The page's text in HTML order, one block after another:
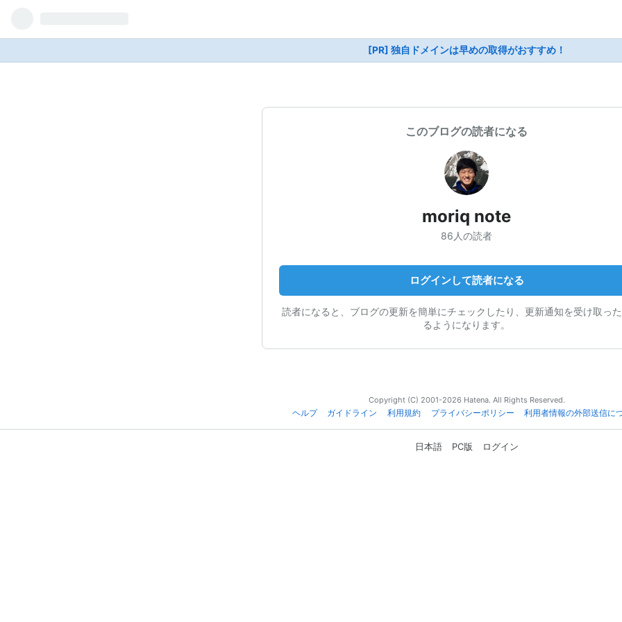
[PR] 独自ドメインは早めの取得がおすすめ！
このブログの読者になる
moriq note
86人の読者
ログインして読者になる
読者になると、ブログの更新を簡単にチェックしたり、更新通知を受け取っ
るようになります。
Copyright (C) 2001-2026 Hatena. All Rights Reserved.
ヘルプ
ガイドライン 利用規約 プライバシーポリシー 利用者情報の外部送信に
日本語 PC版 ログイン